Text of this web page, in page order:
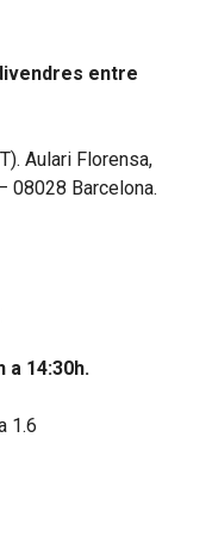
entre
Aulari Florensa,
08028 Barcelona.
a 14:30h.
1.6